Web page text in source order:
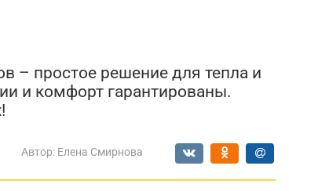
– простое решение для тепла и
и комфорт гарантированы.
Автор: Елена Смирнова